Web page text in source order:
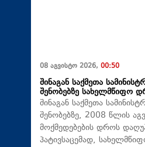
08 აგვისტო 2026, 00:50
შინაგან საქმეთა
შენობებზე სახელმწიფო
შინაგან საქმეთა
შენობებზე, 2008 წლის
მოქმედებების დროს
პატივსაცემად,